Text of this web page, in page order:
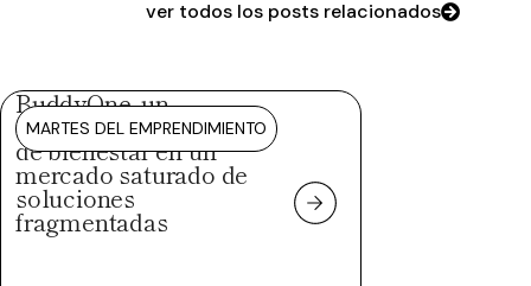
ver todos los posts relacionados
MARTES DEL EMPRENDIMIENTO
BuddyOne, un
ecosistema integral
de bienestar en un
mercado saturado de
soluciones
fragmentadas